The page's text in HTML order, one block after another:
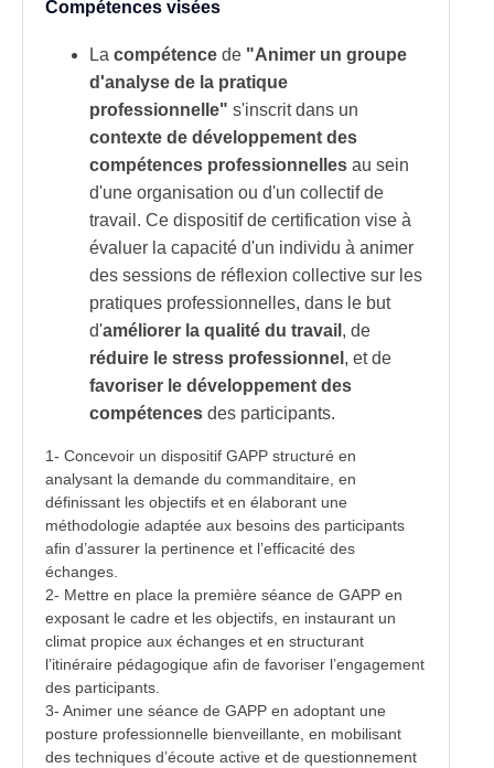
Compétences visées
La compétence de "Animer un groupe
d'analyse de la pratique
professionnelle" s'inscrit dans un
contexte de développement des
compétences professionnelles au sein
d'une organisation ou d'un collectif de
travail. Ce dispositif de certification vise à
évaluer la capacité d'un individu à animer
des sessions de réflexion collective sur les
pratiques professionnelles, dans le but
d'améliorer la qualité du travail , de
réduire le stress professionnel , et de
favoriser le développement des
compétences des participants.
1- Concevoir un dispositif GAPP structuré en
analysant la demande du commanditaire, en
définissant les objectifs et en élaborant une
méthodologie adaptée aux besoins des participants
afin d’assurer la pertinence et l’efficacité des
échanges.
2- Mettre en place la première séance de GAPP en
exposant le cadre et les objectifs, en instaurant un
climat propice aux échanges et en structurant
l’itinéraire pédagogique afin de favoriser l’engagement
des participants.
3- Animer une séance de GAPP en adoptant une
posture professionnelle bienveillante, en mobilisant
des techniques d’écoute active et de questionnement